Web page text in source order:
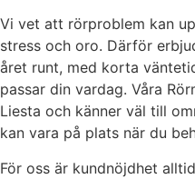
Vi vet att rörproblem kan
stress och oro. Därför
året runt, med korta
passar din vardag. Våra
Liesta och känner väl till
kan vara på plats när du
För oss är kundnöjdhet